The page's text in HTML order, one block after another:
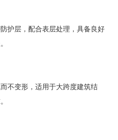
护层，配合表层处理，具备良好
不变形，适用于大跨度建筑结